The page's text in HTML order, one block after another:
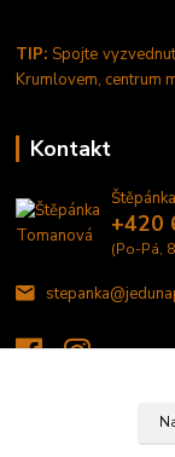
TIP: Spojte
Krumlovem, centrum
Kontakt
+420
(Po-Pá,